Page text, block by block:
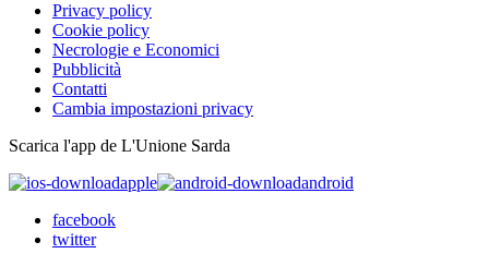
Privacy policy
Cookie policy
Necrologie e Economici
Pubblicità
Contatti
Cambia impostazioni privacy
Scarica l'app de L'Unione Sarda
apple
android
facebook
twitter